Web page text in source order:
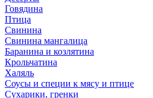
Говядина
Птица
Свинина
Свинина мангалица
Баранина и козлятина
Крольчатина
Халяль
Соусы и специи к мясу и птице
Сухарики, гренки